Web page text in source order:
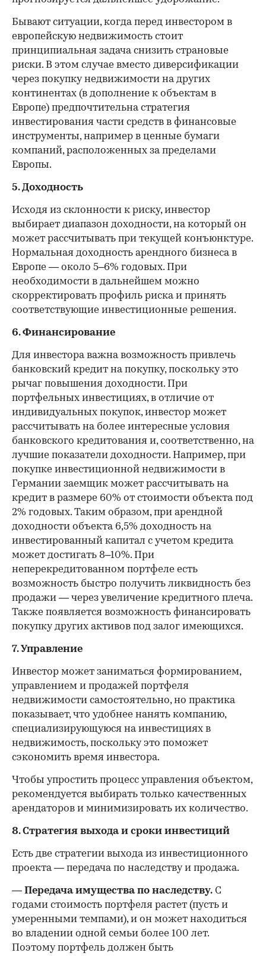
Бывают ситуации, когда перед инвестором в
европейскую недвижимость стоит
принципиальная задача снизить страновые
риски. В этом случае вместо диверсификации
через покупку недвижимости на других
континентах (в дополнение к объектам в
Европе) предпочтительна стратегия
инвестирования части средств в финансовые
инструменты, например в ценные бумаги
компаний, расположенных за пределами
Европы.
5. Доходность
Исходя из склонности к риску, инвестор
выбирает диапазон доходности, на который он
может рассчитывать при текущей конъюнктуре.
Нормальная доходность арендного бизнеса в
Европе — около 5–6% годовых. При
необходимости в дальнейшем можно
скорректировать профиль риска и принять
соответствующие инвестиционные решения.
6. Финансирование
Для инвестора важна возможность привлечь
банковский кредит на покупку, поскольку это
рычаг повышения доходности. При
портфельных инвестициях, в отличие от
индивидуальных покупок, инвестор может
рассчитывать на более интересные условия
банковского кредитования и, соответственно, на
лучшие показатели доходности. Например, при
покупке инвестиционной недвижимости в
Германии заемщик может рассчитывать на
кредит в размере 60% от стоимости объекта под
2% годовых. Таким образом, при арендной
доходности объекта 6,5% доходность на
инвестированный капитал с учетом кредита
может достигать 8–10%. При
неперекредитованном портфеле есть
возможность быстро получить ликвидность без
продажи — через увеличение кредитного плеча.
Также появляется возможность финансировать
покупку других активов под залог имеющихся.
7. Управление
Инвестор может заниматься формированием,
управлением и продажей портфеля
недвижимости самостоятельно, но практика
показывает, что удобнее нанять компанию,
специализирующуюся на инвестициях в
недвижимость, поскольку это поможет
сэкономить время инвестора.
Чтобы упростить процесс управления объектом,
рекомендуется выбирать только качественных
арендаторов и минимизировать их количество.
8. Стратегия выхода и сроки инвестиций
Есть две стратегии выхода из инвестиционного
проекта — передача по наследству и продажа.
— Передача имущества по наследству. С
годами стоимость портфеля растет (пусть и
умеренными темпами), и он может находиться
во владении одной семьи более 100 лет.
Поэтому портфель должен быть